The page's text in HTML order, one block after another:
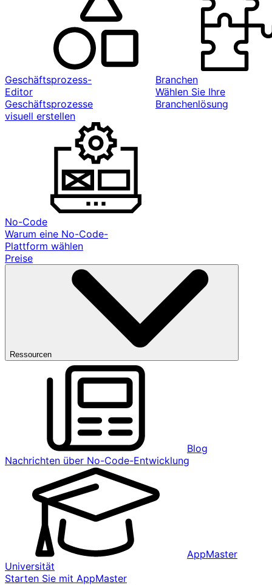
Geschäftsprozess-
Editor
Geschäftsprozesse
visuell erstellen
Branchen
Wählen Sie Ihre
Branchenlösung
No-Code
Warum eine No-Code-
Plattform wählen
Preise
Ressourcen
Blog
Nachrichten über No-Code-Entwicklung
AppMaster
Universität
Starten Sie mit AppMaster